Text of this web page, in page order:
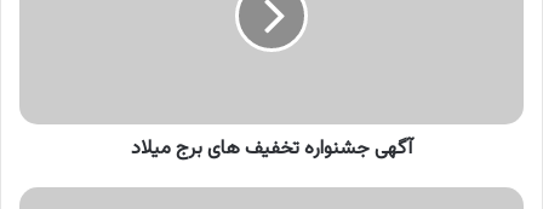
آگهی جشنواره تخفیف های برج میلاد
آگهی